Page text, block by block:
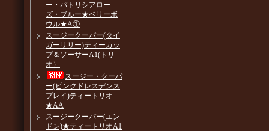
ー・パトリシアロー
ズ・ブルー★ベリーボ
ウル★A①
スージークーパー(タイ
ガーリリー)ティーカッ
プ＆ソーサーA1(トリ
オ）
スージー・クーパ
ー(ピンクドレスデンス
プレイ)ティートリオ
★AA
スージークーパー(エン
ドン)★ティートリオA1